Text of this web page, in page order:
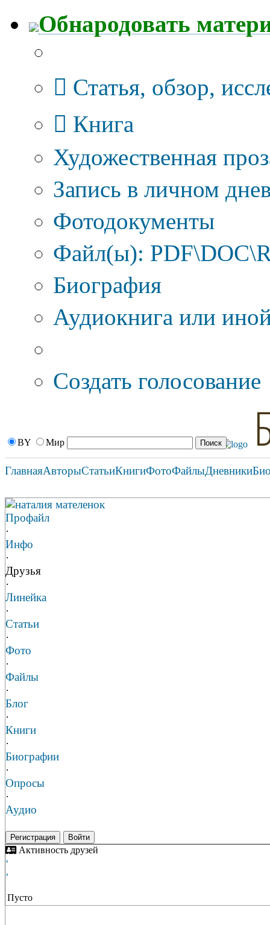
Обнародовать
Статья, обзор,
Книга
Художественная
Запись в личном
Фотодокументы
Файл(ы):
Биография
Аудиокнига или
Создать голосование
BY Мир
ГлавнаяАвторыСтатьиКнигиФотоФайлыДневники
наталия мателенок
Профайл
·
Инфо
·
Друзья
·
Линейка
·
Статьи
·
Фото
·
Файлы
·
Блог
·
Книги
·
Биографии
·
Опросы
·
Аудио
Регистрация Войти
Активность друзей
‹
›
Пусто